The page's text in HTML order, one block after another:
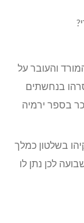
והעובר על
בנחשתים
בספר ירמיה
בשלטון כמלך
לכן נתן לו